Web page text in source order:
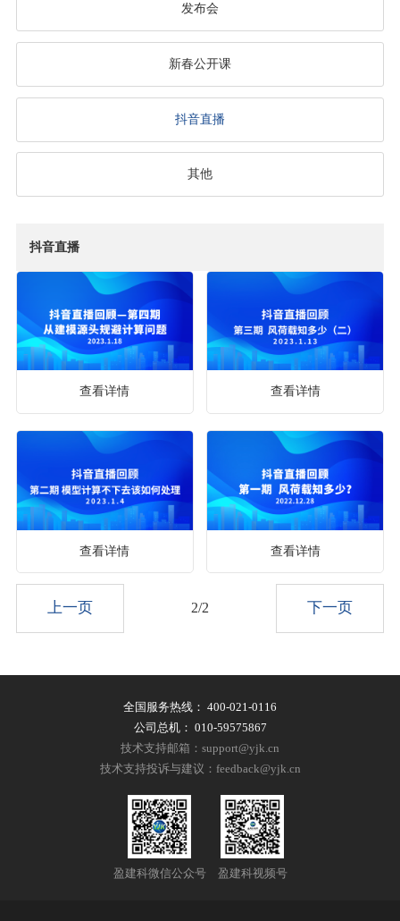
发布会
新春公开课
抖音直播
其他
抖音直播
查看详情 查看详情
查看详情 查看详情
上一页 2/2 下一页
全国服务热线： 400-021-0116
公司总机： 010-59575867
技术支持邮箱：support@yjk.cn
技术支持投诉与建议：feedback@yjk.cn
盈建科微信公众号 盈建科视频号